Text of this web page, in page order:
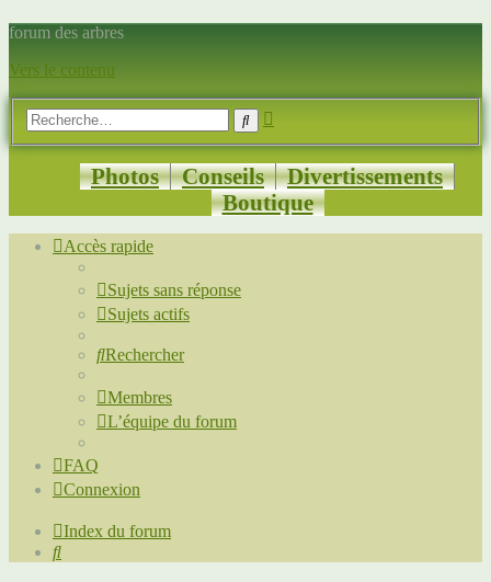
forum des arbres
Vers le contenu
Rechercher
Photos Conseils
Divertissements
Boutique
Accès rapide
Sujets sans réponse
Sujets actifs
Rechercher
Membres
L’équipe du forum
FAQ
Connexion
Index du forum
Rechercher